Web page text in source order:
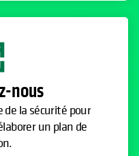
nous
de la sécurité pour
un plan de